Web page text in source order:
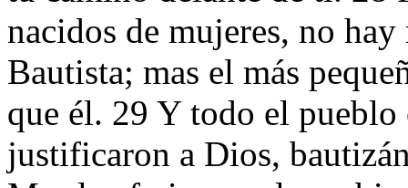
nacidos de mujeres, no
Bautista; mas el más
que él. 29 Y todo el
justificaron a Dios,